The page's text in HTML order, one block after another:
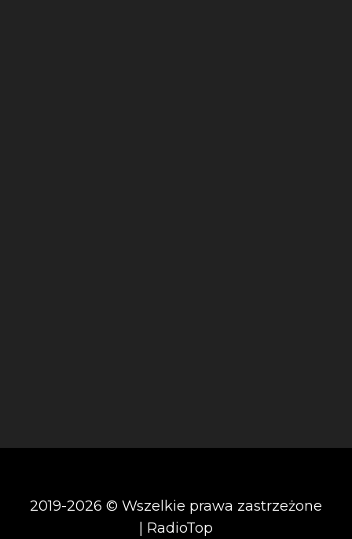
2019-2026 © Wszelkie prawa zastrzeżone
| RadioTop